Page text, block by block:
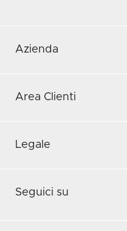
Azienda
Area Clienti
Legale
Seguici su